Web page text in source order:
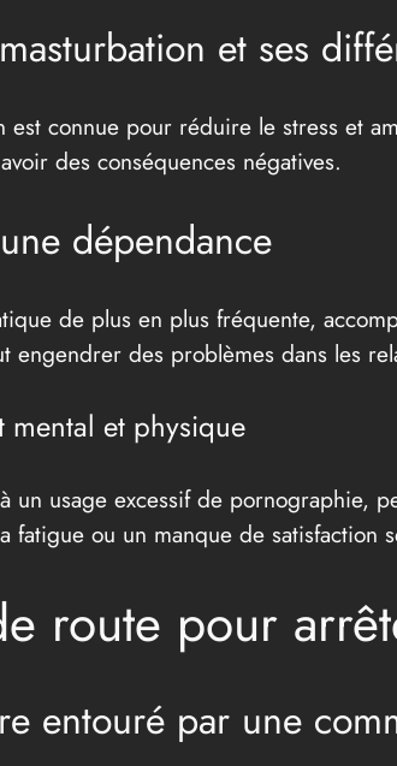
et ses
est connue pour réduire le stress et
des conséquences négatives.
dépendance
de plus en plus fréquente,
engendrer des problèmes dans les
mental et physique
un usage excessif de pornographie,
fatigue ou un manque de satisfaction
route pour
entouré par une